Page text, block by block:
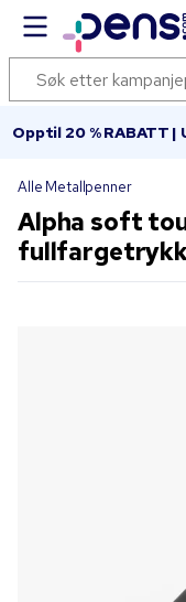
Opptil 20 % RABATT
Alle Metallpenner
Alpha soft